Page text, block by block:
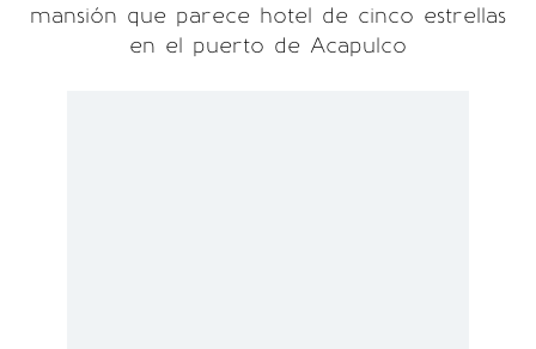
mansión que parece hotel de cinco estrellas
en el puerto de Acapulco